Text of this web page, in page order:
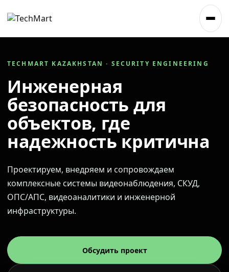
TECHMART KAZAKHSTAN · SECURITY ENGINEERING
Инженерная
безопасность для
объектов, где
надежность критична
Проектируем, внедряем и сопровождаем
комплексные системы видеонаблюдения, СКУД,
ОПС/АПС, видеоаналитики и инженерной
инфраструктуры.
Обсудить проект